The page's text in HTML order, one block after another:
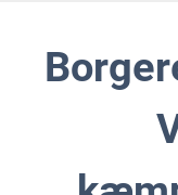
content